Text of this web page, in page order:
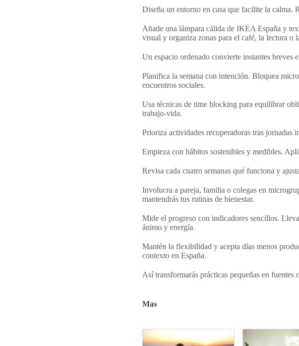
Diseña un entorno en casa que facilite la calma.
Añade una lámpara cálida de IKEA España y
visual y organiza zonas para el café, la lectura o
Un espacio ordenado convierte instantes breves
Planifica la semana con intención. Bloquea
encuentros sociales.
Usa técnicas de time blocking para equilibrar
trabajo-vida.
Prioriza actividades recuperadoras tras jornadas
Empieza con hábitos sostenibles y medibles.
Revisa cada cuatro semanas qué funciona y
Involucra a pareja, familia o colegas en
mantendrás tus rutinas de bienestar.
Mide el progreso con indicadores sencillos.
ánimo y energía.
Mantén la flexibilidad y acepta días menos
contexto en España.
Así transformarás prácticas pequeñas en fuentes
Mas